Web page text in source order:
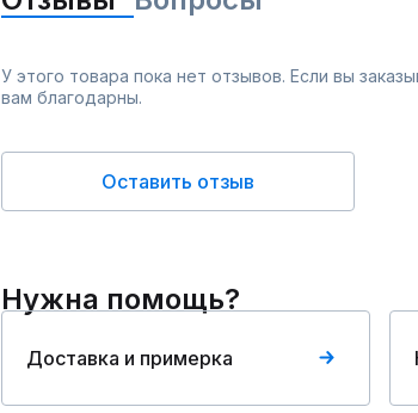
У этого товара пока нет отзывов. Если вы
вам благодарны.
Оставить отзыв
Нужна помощь?
Доставка и примерка